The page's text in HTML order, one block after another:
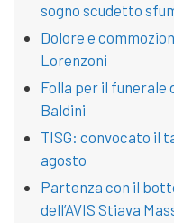
sogno scudetto
Dolore e
Lorenzoni
Folla per il funerale
Baldini
TISG: convocato il
agosto
Partenza con il
dell’AVIS Stiava